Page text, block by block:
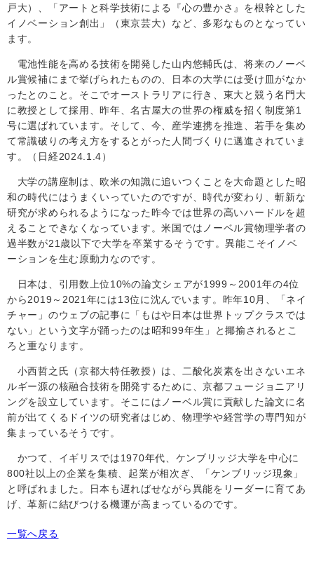
戸大）、「アートと科学技術による『心の豊かさ』を根幹とした
イノベーション創出」（東京芸大）など、多彩なものとなってい
ます。
電池性能を高める技術を開発した山内悠輔氏は、将来のノーベ
ル賞候補にまで挙げられたものの、日本の大学には受け皿がなか
ったとのこと。そこでオーストラリアに行き、東大と競う名門大
に教授として採用、昨年、名古屋大の世界の権威を招く制度第1
号に選ばれています。そして、今、産学連携を推進、若手を集め
て常識破りの考え方をするとがった人間づくりに邁進されていま
す。（日経2024.1.4）
大学の講座制は、欧米の知識に追いつくことを大命題とした昭
和の時代にはうまくいっていたのですが、時代が変わり、斬新な
研究が求められるようになった昨今では世界の高いハードルを超
えることできなくなっています。米国ではノーベル賞物理学者の
過半数が21 歳以下で大学を卒業するそうです。異能こそイノベ
ーションを生む原動力なのです。
日本は、引用数上位10%の論文シェアが1999 ～ 2001年の4位
から2019 ～2021 年には13位に沈んでいます。昨年10月、「ネイ
チャー」のウェブの記事に「もはや日本は世界トップクラスでは
ない」という文字が踊ったのは昭和99年生」と揶揄されるとこ
ろと重なります。
小西哲之氏（京都大特任教授）は、二酸化炭素を出さないエネ
ルギー源の核融合技術を開発するために、京都フュージョニアリ
ングを設立しています。そこにはノーベル賞に貢献した論文に名
前が出てくるドイツの研究者はじめ、物理学や経営学の専門知が
集まっているそうです。
かつて、イギリスでは1970年代、ケンブリッジ大学を中心に
800社以上の企業を集積、起業が相次ぎ、「ケンブリッジ現象」
と呼ばれました。日本も遅ればせながら異能をリーダーに育てあ
げ、革新に結びつける機運が高まっているのです。
一覧へ戻る